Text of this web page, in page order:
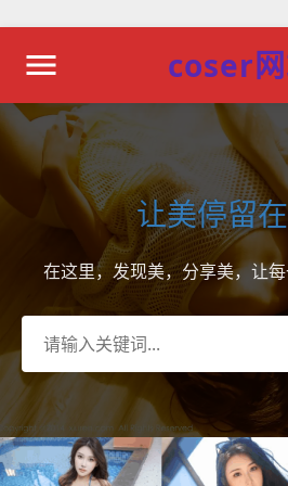
coser
让美停留
在这里，发现美，分享美，让